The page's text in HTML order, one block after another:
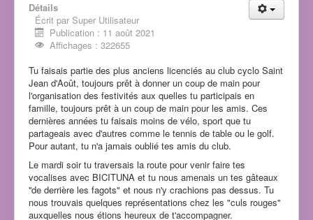
Le 7ème art
Sécurité
Le sport dans la région
Cyclo
Cyclotourisme
Cyclosport
VTT
Raids
Courses à pieds
BICITUNA
Détails
Écrit par Super Utilisateur
Publication : 11 août 2021
Affichages : 322655
Tu faisais partie des plus anciens licenciés au club cyclo Saint
Jean d'Août, toujours prêt à donner un coup de main pour
l'organisation des festivités aux quelles tu participais en
famille, toujours prêt à un coup de main pour les amis. Ces
dernières années tu faisais moins de vélo, sport que tu
partageais avec d'autres comme le tennis de table ou le golf.
Pour autant, tu n'a jamais oublié tes amis du club.
Le mardi soir tu traversais la route pour venir faire tes
vocalises avec BICITUNA et tu nous amenais un tes gâteaux
''de derrière les fagots" et nous n'y crachions pas dessus. Tu
nous trouvais quelques représentations chez les "culs rouges"
auxquelles nous étions heureux de t'accompagner.